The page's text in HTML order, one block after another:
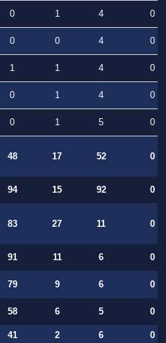
0 1 4
0
0 0 4
0
1 1 4
0
0 1 4
0
0 1 5 0
48 17 52 0
94 15 92 0
83 27 11 0
91 11 6
0
79 9 6
0
58 6 5 0
41 2 6
0